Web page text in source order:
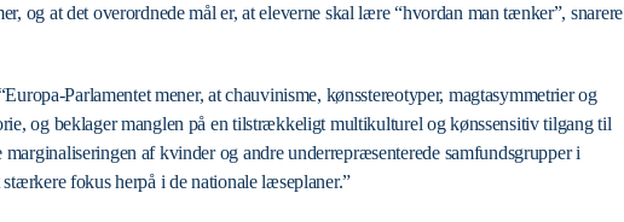
og at det overordnede mål er, at eleverne skal lære “hvordan man tænker”, snarere
Parlamentet mener, at chauvinisme, kønsstereotyper, magtasymmetrier og
og beklager manglen på en tilstrækkeligt multikulturel og kønssensitiv tilgang til
af kvinder og andre underrepræsenterede samfundsgrupper i
fokus herpå i de nationale læseplaner.”